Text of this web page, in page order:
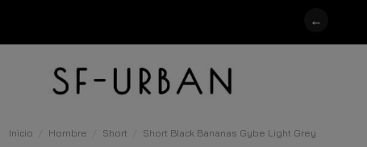
←
Inicio Hombre Short Short Black Bananas Gybe Light Grey